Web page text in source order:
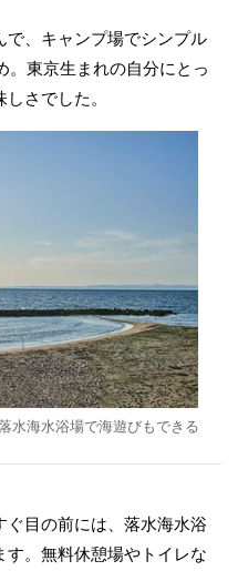
、キャンプ場でシンプル
。東京生まれの自分にとっ
さでした。
水海水浴場で海遊びもできる
目の前には、落水海水浴
。無料休憩場やトイレな